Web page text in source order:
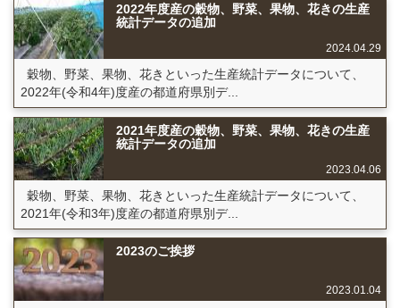
2022年度産の穀物、野菜、果物、花きの生産
統計データの追加
2024.04.29
穀物、野菜、果物、花きといった生産統計データについて、
2022年(令和4年)度産の都道府県別デ...
2021年度産の穀物、野菜、果物、花きの生産
統計データの追加
2023.04.06
穀物、野菜、果物、花きといった生産統計データについて、
2021年(令和3年)度産の都道府県別デ...
2023のご挨拶
2023.01.04